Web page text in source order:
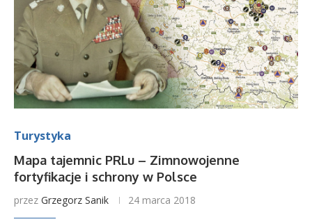
Turystyka
Mapa tajemnic PRLu – Zimnowojenne
fortyfikacje i schrony w Polsce
przez Grzegorz Sanik 24 marca 2018